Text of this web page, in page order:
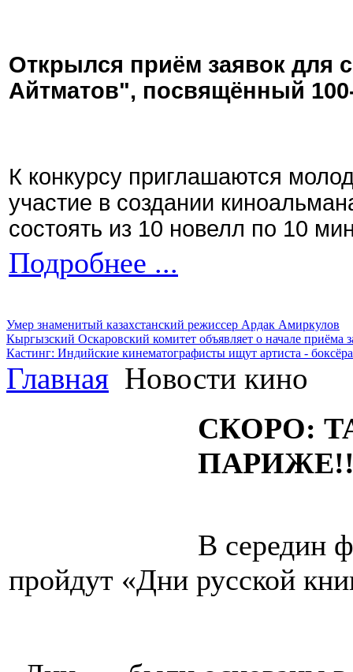
Открылся приём заявок для
Айтматов", посвящённый
К конкурсу приглашаются
участие в создании
состоять из 10 новелл по 10
Подробнее ...
Умер знаменитый казахстанский режиссер Ардак Амиркулов
Кыргызский Оскаровский комитет объявляет о начале приёма
Кастинг: Индийские кинематографисты ищут артиста -
Главная Новости кино
СКОРО:
В середин
пройдут «Дни русской